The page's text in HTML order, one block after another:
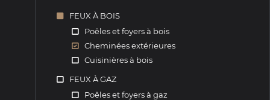
FEUX À BOIS
Poêles et foyers à bois
Cheminées extérieures
Cuisinières à bois
FEUX À GAZ
Poêles et foyers à gaz